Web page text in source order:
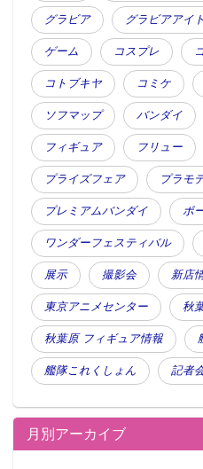
▲ほかにもいくつか
▲ホワイトボードに『シュタインズゲ
グラビア グラビアアイ
ゲーム コスプレ
コトブキヤ コミケ
ソフマップ バンダイ
フィギュア フリュー
プライズフェア プラモ
プレミアムバンダイ ボ
ワンダーフェスティバル
展示 撮影会 新店
東京アニメセンター 秋
秋葉原 フィギュア情報
艦隊これくしょん 記者
月別アーカイブ